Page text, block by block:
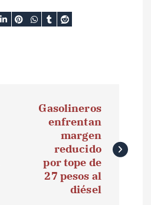
Gasolineros
enfrentan
margen
reducido
por tope de
27 pesos al
diésel